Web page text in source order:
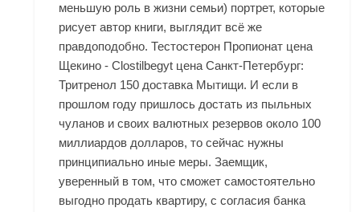
меньшую роль в жизни семьи) портрет, которые
рисует автор книги, выглядит всё же
правдоподобно. Тестостерон Пропионат цена
Щекино - Clostilbegyt цена Санкт-Петербург:
Тритренол 150 доставка Мытищи. И если в
прошлом году пришлось достать из пыльных
чуланов и своих валютных резервов около 100
миллиардов долларов, то сейчас нужны
принципиально иные меры. Заемщик,
уверенный в том, что сможет самостоятельно
выгодно продать квартиру, с согласия банка